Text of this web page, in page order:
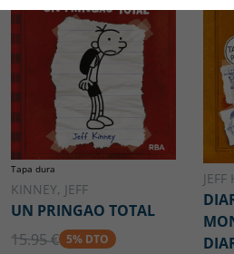
Tapa dura
KINNEY, JEFF
UN PRINGAO TOTAL
15.95 € 5% DTO